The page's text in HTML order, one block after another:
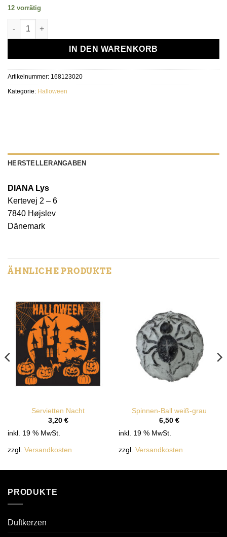
12 vorrätig
Spinnen-Ball schwarz Menge
IN DEN WARENKORB
Artikelnummer: 168123020
Kategorie: Halloween
HERSTELLERANGABEN
DIANA Lys
Kertevej 2 – 6
7840 Højslev
Dänemark
ÄHNLICHE PRODUKTE
Servietten Nacht
3,20 €
inkl. 19 % MwSt.
zzgl. Versandkosten
Spinnen-Ball weiß-grau
6,50 €
inkl. 19 % MwSt.
zzgl. Versandkosten
PRODUKTE
Duftkerzen